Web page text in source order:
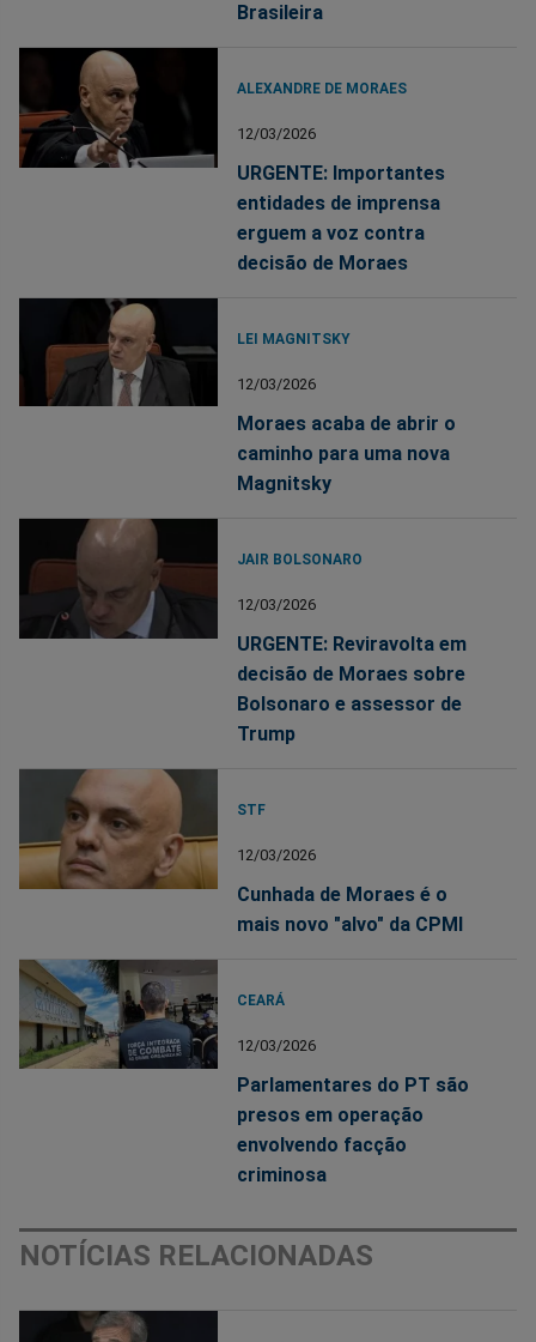
Brasileira
ALEXANDRE DE MORAES
12/03/2026
URGENTE: Importantes
entidades de imprensa
erguem a voz contra
decisão de Moraes
LEI MAGNITSKY
12/03/2026
Moraes acaba de abrir o
caminho para uma nova
Magnitsky
JAIR BOLSONARO
12/03/2026
URGENTE: Reviravolta em
decisão de Moraes sobre
Bolsonaro e assessor de
Trump
STF
12/03/2026
Cunhada de Moraes é o
mais novo "alvo" da CPMI
CEARÁ
12/03/2026
Parlamentares do PT são
presos em operação
envolvendo facção
criminosa
NOTÍCIAS RELACIONADAS